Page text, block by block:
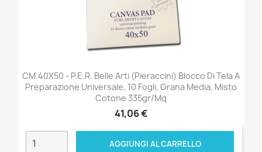
CM.40X50 - P.E.R. Belle Arti (Pieraccini) Blocco Di Tela A
Preparazione Universale, 10 Fogli, Grana Media, Misto
Cotone 335gr/mq
41,06 €
AGGIUNGI AL CARRELLO